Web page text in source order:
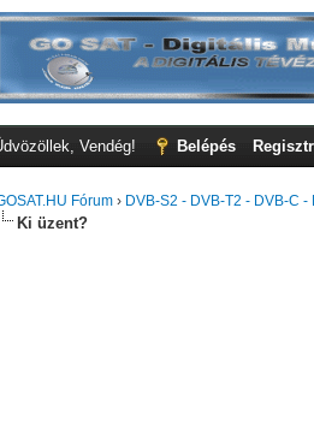
Vendég! Belépés
Fórum › DVB-S2 - DVB-T2 - DVB-C -
Ki üzent?